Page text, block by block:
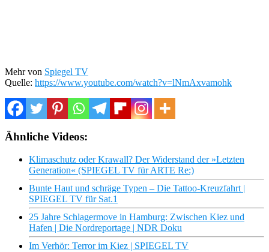
Mehr von Spiegel TV
Quelle: https://www.youtube.com/watch?v=lNmAxvamohk
Ähnliche Videos:
Klimaschutz oder Krawall? Der Widerstand der »Letzten
Generation« (SPIEGEL TV für ARTE Re:)
Bunte Haut und schräge Typen – Die Tattoo-Kreuzfahrt |
SPIEGEL TV für Sat.1
25 Jahre Schlagermove in Hamburg: Zwischen Kiez und
Hafen | Die Nordreportage | NDR Doku
Im Verhör: Terror im Kiez | SPIEGEL TV